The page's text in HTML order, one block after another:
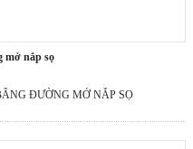
mở nắp sọ
ĐƯỜNG MỞ NẮP SỌ